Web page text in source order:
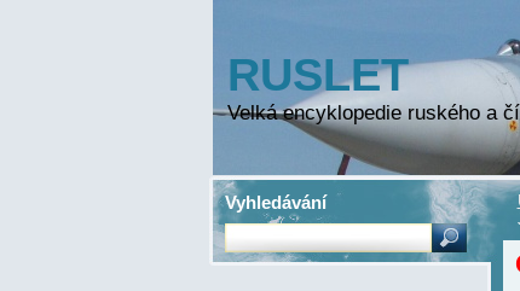
RUSLET
Velká encyklopedie ruského a
Vyhledávání